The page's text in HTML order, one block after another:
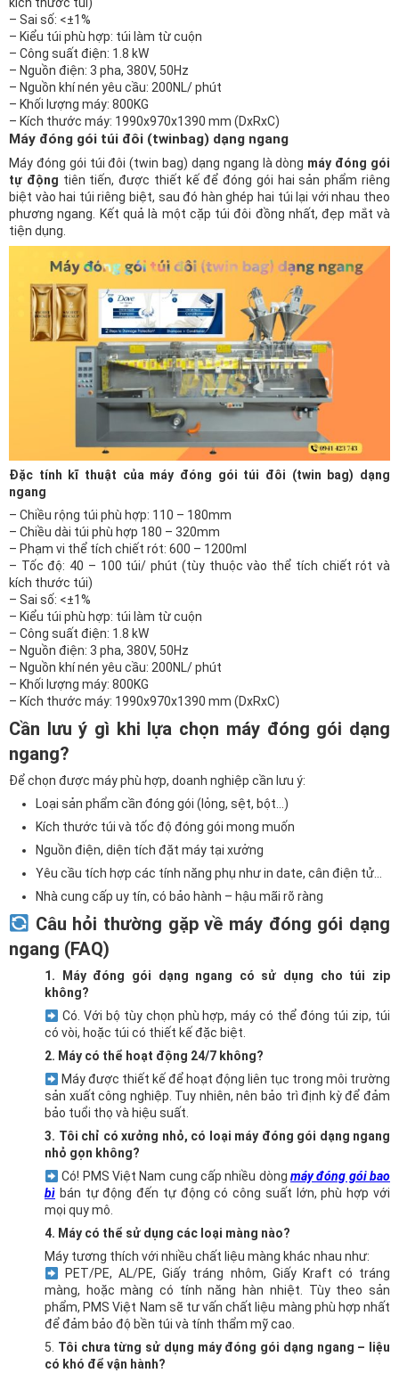
kích thước túi)
– Sai số: <±1%
– Kiểu túi phù hợp: túi làm từ cuộn
– Công suất điện: 1.8 kW
– Nguồn điện: 3 pha, 380V, 50Hz
– Nguồn khí nén yêu cầu: 200NL/ phút
– Khối lượng máy: 800KG
– Kích thước máy: 1990x970x1390 mm (DxRxC)
Máy đóng gói túi đôi (twinbag) dạng ngang
Máy đóng gói túi đôi (twin bag) dạng ngang là dòng máy đóng gói
tự động tiên tiến, được thiết kế để đóng gói hai sản phẩm riêng
biệt vào hai túi riêng biệt, sau đó hàn ghép hai túi lại với nhau theo
phương ngang. Kết quả là một cặp túi đôi đồng nhất, đẹp mắt và
tiện dụng.
Đặc tính kĩ thuật của máy đóng gói túi đôi (twin bag) dạng
ngang
– Chiều rộng túi phù hợp: 110 – 180mm
– Chiều dài túi phù hợp 180 – 320mm
– Phạm vi thể tích chiết rót: 600 – 1200ml
– Tốc độ: 40 – 100 túi/ phút (tùy thuộc vào thể tích chiết rót và
kích thước túi)
– Sai số: <±1%
– Kiểu túi phù hợp: túi làm từ cuộn
– Công suất điện: 1.8 kW
– Nguồn điện: 3 pha, 380V, 50Hz
– Nguồn khí nén yêu cầu: 200NL/ phút
– Khối lượng máy: 800KG
– Kích thước máy: 1990x970x1390 mm (DxRxC)
Cần lưu ý gì khi lựa chọn máy đóng gói dạng
ngang?
Để chọn được máy phù hợp, doanh nghiệp cần lưu ý:
Loại sản phẩm cần đóng gói (lỏng, sệt, bột…)
Kích thước túi và tốc độ đóng gói mong muốn
Nguồn điện, diện tích đặt máy tại xưởng
Yêu cầu tích hợp các tính năng phụ như in date, cân điện tử…
Nhà cung cấp uy tín, có bảo hành – hậu mãi rõ ràng
Câu hỏi thường gặp về máy đóng gói dạng
ngang (FAQ)
1. Máy đóng gói dạng ngang có sử dụng cho túi zip
không?
Có. Với bộ tùy chọn phù hợp, máy có thể đóng túi zip, túi
có vòi, hoặc túi có thiết kế đặc biệt.
2. Máy có thể hoạt động 24/7 không?
Máy được thiết kế để hoạt động liên tục trong môi trường
sản xuất công nghiệp. Tuy nhiên, nên bảo trì định kỳ để đảm
bảo tuổi thọ và hiệu suất.
3. Tôi chỉ có xưởng nhỏ, có loại máy đóng gói dạng ngang
nhỏ gọn không?
Có! PMS Việt Nam cung cấp nhiều dòng máy đóng gói bao
bì bán tự động đến tự động có công suất lớn, phù hợp với
mọi quy mô.
4. Máy có thể sử dụng các loại màng nào?
Máy tương thích với nhiều chất liệu màng khác nhau như:
PET/PE, AL/PE, Giấy tráng nhôm, Giấy Kraft có tráng
màng, hoặc màng có tính năng hàn nhiệt. Tùy theo sản
phẩm, PMS Việt Nam sẽ tư vấn chất liệu màng phù hợp nhất
để đảm bảo độ bền túi và tính thẩm mỹ cao.
5. Tôi chưa từng sử dụng máy đóng gói dạng ngang – liệu
có khó để vận hành?